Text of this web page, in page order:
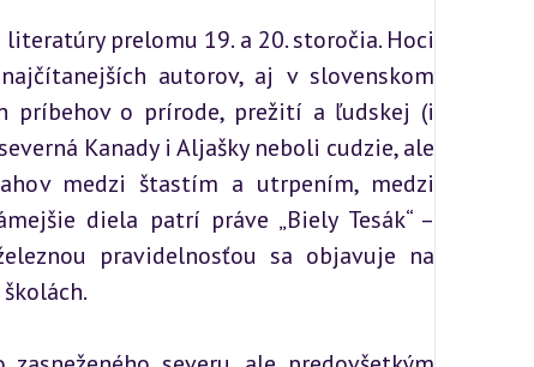
prelomu 19. a 20. storočia. Hoci
autorov, aj v slovenskom
príbehov o prírode, prežití a ľudskej (i
Kanady i Aljašky neboli cudzie, ale
medzi štastím a utrpením, medzi
diela patrí práve „Biely Tesák“ –
pravidelnosťou sa objavuje na